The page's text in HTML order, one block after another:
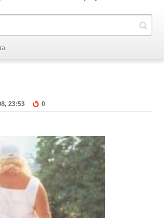
23:53 0